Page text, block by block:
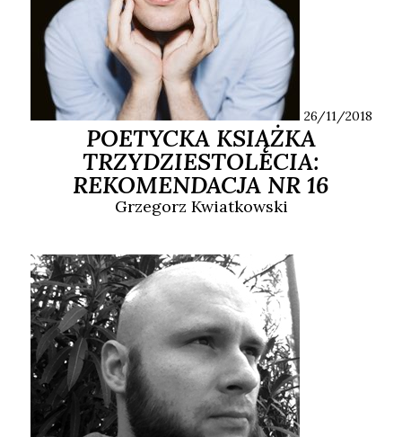
26/11/2018
POETYCKA KSIĄŻKA
TRZYDZIESTOLECIA:
REKOMENDACJA NR 16
Grzegorz Kwiatkowski